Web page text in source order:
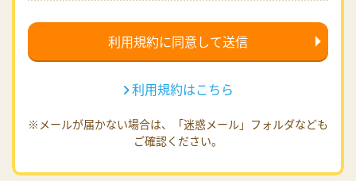
利用規約はこちら
※メールが届かない場合は、「迷惑メール」フォルダなども
ご確認ください。